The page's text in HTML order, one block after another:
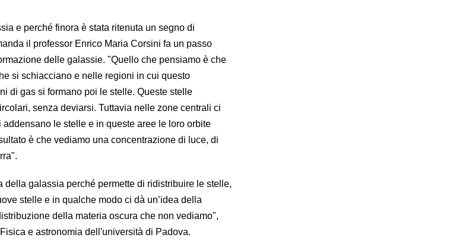
e perché finora è stata ritenuta un segno di
il professor Enrico Maria Corsini fa un passo
delle galassie. "Quello che pensiamo è che
si schiacciano e nelle regioni in cui questo
di gas si formano poi le stelle. Queste stelle
senza deviarsi. Tuttavia nelle zone centrali ci
le stelle e in queste aree le loro orbite
è che vediamo una concentrazione di luce, di
galassia perché permette di ridistribuire le stelle,
stelle e in qualche modo ci dà un’idea della
della materia oscura che non vediamo",
e astronomia dell'università di Padova.